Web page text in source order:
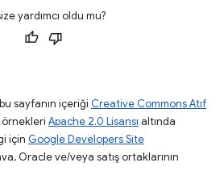
yardımcı oldu mu?
sayfanın içeriği Creative Commons Atıf
örnekleri Apache 2.0 Lisansı altında
için Google Developers Site
Oracle ve/veya satış ortaklarının